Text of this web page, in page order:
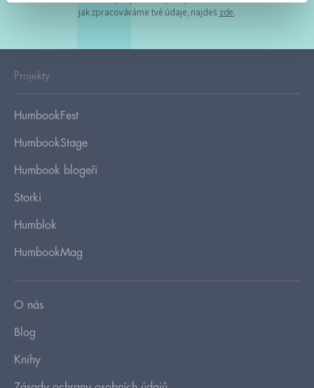
jak zpracováváme tvé údaje, najdeš zde.
Projekty
HumbookFest
HumbookStage
Humbook blogeři
Storki
Humblok
HumbookMag
O nás
Blog
Knihy